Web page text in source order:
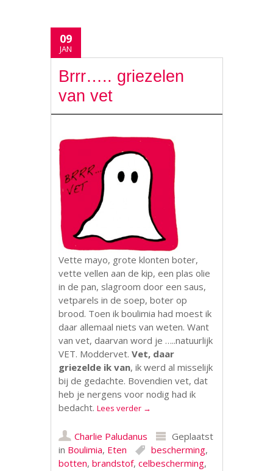
09
JAN
Brrr….. griezelen
van vet
Vette mayo, grote klonten boter,
vette vellen aan de kip, een plas olie
in de pan, slagroom door een saus,
vetparels in de soep, boter op
brood. Toen ik boulimia had moest ik
daar allemaal niets van weten. Want
van vet, daarvan word je …..natuurlijk
VET. Moddervet.Vet, daar
griezelde ik van, ik werd al misselijk
bij de gedachte. Bovendien vet, dat
heb je nergens voor nodig had ik
bedacht.Lees verder →
Charlie Paludanus
Geplaatst
in Boulimia, Eten bescherming,
botten,brandstof,celbescherming,